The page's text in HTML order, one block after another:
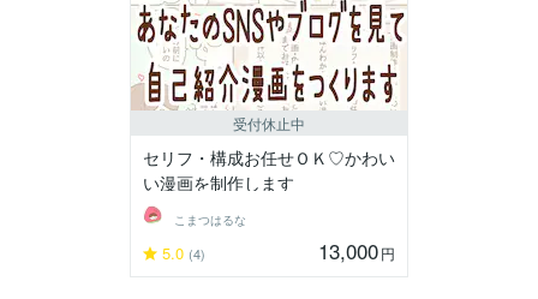
受付休止中
セリフ・構成お任せＯＫ♡かわい
い漫画を制作します
こまつはるな
5.0 (4) 13,000円